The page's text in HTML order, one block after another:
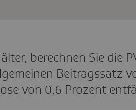
berechnen Sie die
Beitragssatz
von 0,6 Prozent